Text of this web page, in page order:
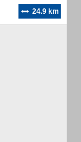
24.9 km